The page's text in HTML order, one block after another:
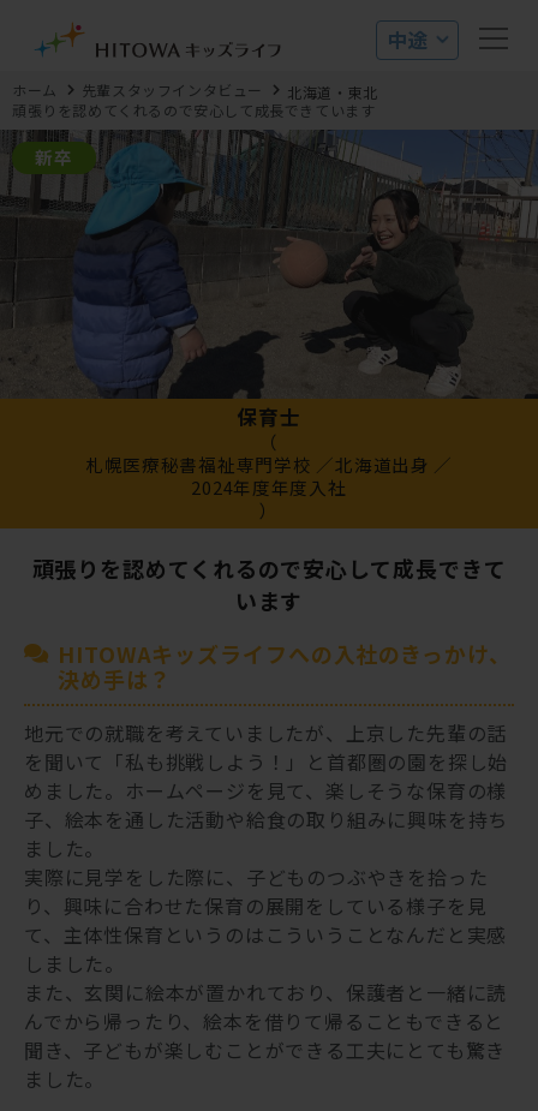
ホーム 先輩スタッフインタビュー
北海道・東北
頑張りを認めてくれるので安心して成長できています
新卒
保育士
（
札幌医療秘書福祉専門学校
北海道出身
2024年度年度入社
）
頑張りを認めてくれるので安心して成長できて
います
HITOWAキッズライフへの入社のきっかけ、
決め手は？
地元での就職を考えていましたが、上京した先輩の話
を聞いて「私も挑戦しよう！」と首都圏の園を探し始
めました。ホームページを見て、楽しそうな保育の様
子、絵本を通した活動や給食の取り組みに興味を持ち
ました。
実際に見学をした際に、子どものつぶやきを拾った
り、興味に合わせた保育の展開をしている様子を見
て、主体性保育というのはこういうことなんだと実感
しました。
また、玄関に絵本が置かれており、保護者と一緒に読
んでから帰ったり、絵本を借りて帰ることもできると
聞き、子どもが楽しむことができる工夫にとても驚き
ました。